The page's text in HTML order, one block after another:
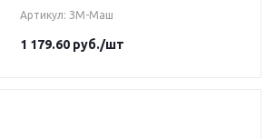
Артикул: ЗМ-Маш
1 179.60 руб./шт